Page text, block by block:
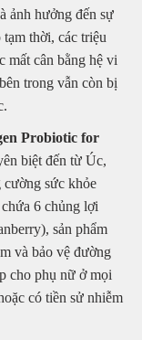
ảnh hưởng đến sự
thời, các triệu
mất cân bằng hệ vi
trong vẫn còn bị
Probiotic for
biệt đến từ Úc,
cường sức khỏe
6 chủng lợi
sản phẩm
và bảo vệ đường
cho phụ nữ ở mọi
có tiền sử nhiễm